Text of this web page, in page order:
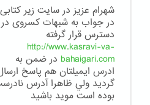
شهرام عزیز در سایت زیر کتابی
در جواب به شبهات کسروی در
دسترس قرار گرفته
http://www.kasravi-va-
bahaigari.com در ضمن به
ادرس ايميلتان هم پاسخ
گرديد ولي ظاهرا آدرس
بوده است موید باشید